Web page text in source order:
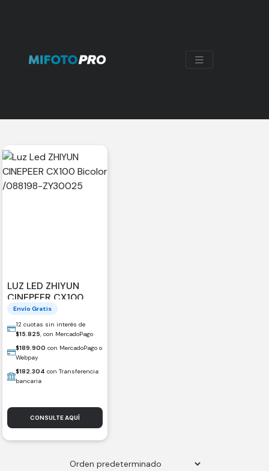
LUZ LED ZHIYUN
CINEPEER CX100
BICOLOR /088198-
ZY30025
Envío Gratis
12 cuotas sin interés de
$15.825, con MercadoPago
$189.900 con MercadoPago o
Webpay
$182.304 con Transferencia
bancaria
CONSULTE AQUÍ